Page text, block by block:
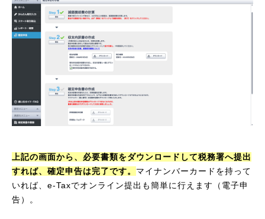
上記の画面から、必要書類をダウンロードして税務署へ提出
すれば、確定申告は完了です。 マイナンバーカードを持って
いれば、e-Taxでオンライン提出も簡単に行えます（電子申
告）。